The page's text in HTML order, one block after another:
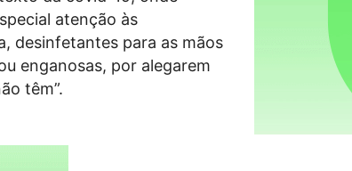
atenção às
desinfetantes para as mãos
enganosas, por alegarem
têm”.